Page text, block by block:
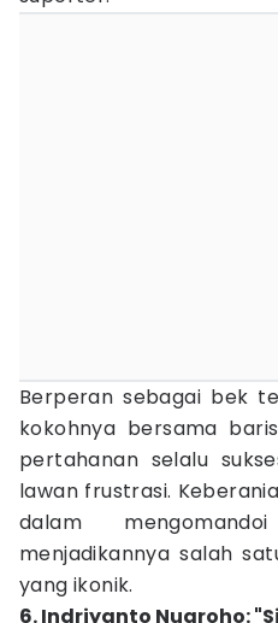
Berperan sebagai bek
kokohnya bersama
pertahanan selalu
lawan frustrasi.
dalam
menjadikannya salah
yang ikonik.
6. Indriyanto Nugroho: